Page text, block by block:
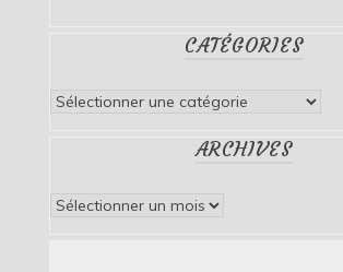
CATÉGORIES
Catégories
ARCHIVES
Archives